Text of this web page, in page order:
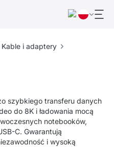
Kable i adaptery
szybkiego transferu danych
do 8K i ładowania mocą
notebooków,
C. Gwarantują
i wysoką